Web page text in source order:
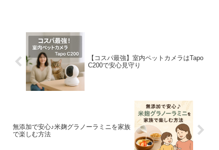
【コスパ最強】室内ペットカメラはTapo
C200で安心見守り
無添加で安心♪米麹グラノーラミニを家族
で楽しむ方法